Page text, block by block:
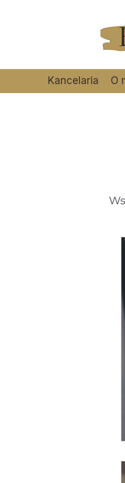
Kancelaria O